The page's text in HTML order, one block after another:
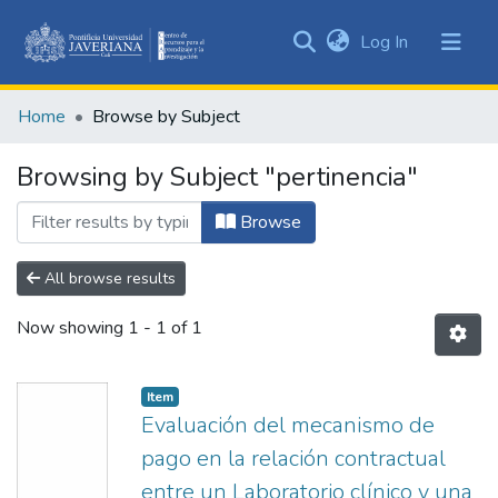
&
All of DSpace
Log In (current)
Home Browse by Subject
Browsing by Subject "pertinencia"
Browse
All browse results
Now showing 1 - 1 of 1
Item
Evaluación del mecanismo de
pago en la relación contractual
entre un Laboratorio clínico y una